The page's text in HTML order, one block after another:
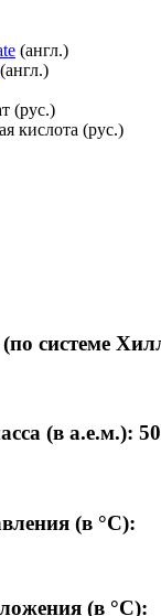
(англ.)
(англ.)
(рус.)
кислота (рус.)
системе
(в а.е.м.):
(в °C):
(в °C):